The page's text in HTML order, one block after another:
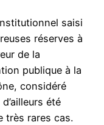
saisi
réserves à
de la
publique à la
considéré
été
très rares cas.